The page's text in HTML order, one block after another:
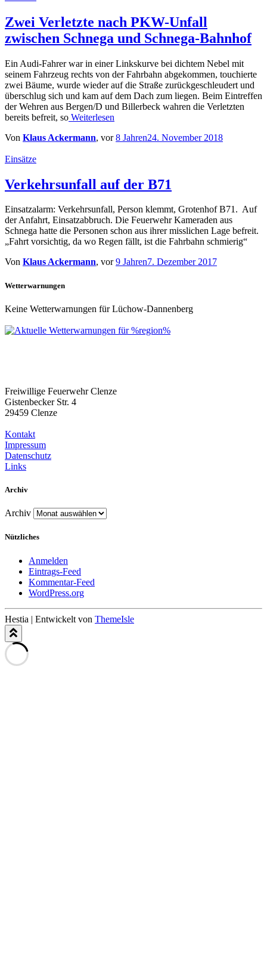
Zwei Verletzte nach PKW-Unfall
zwischen Schnega und Schnega-Bahnhof
Ein Audi-Fahrer war in einer Linkskurve bei dichtem Nebel mit
seinem Fahrzeug rechts von der Fahrbahn abgekommen, touchierte
zwei Bäume, wurde wieder auf die Straße zurückgeschleudert und
überschlug sich und kam auf dem Dach zum liegen. Beim Eintreffen
der Wehren aus Bergen/D und Billerbeck wahren die Verletzten
bereits befreit, so Weiterlesen
Von Klaus Ackermann, vor8 Jahren24. November 2018
Einsätze
Verkehrsunfall auf der B71
Einsatzalarm: Verkehrsunfall, Person klemmt, Grotenhof B71. Auf
der Anfahrt, Einsatzabbruch. Die Feuerwehr Kameraden aus
Schnega hatte die Personen schon aus ihrer misslichen Lage befreit.
„Fahrt vorsichtig, da wo Regen fällt, ist die Fahrbahn schmierig“
Von Klaus Ackermann, vor9 Jahren7. Dezember 2017
Wetterwarnungen
Keine Wetterwarnungen für Lüchow-Dannenberg
Freiwillige Feuerwehr Clenze
Gistenbecker Str. 4
29459 Clenze
Kontakt
Impressum
Datenschutz
Links
Archiv
Archiv
Nützliches
Anmelden
Eintrags-Feed
Kommentar-Feed
WordPress.org
Hestia | Entwickelt von ThemeIsle